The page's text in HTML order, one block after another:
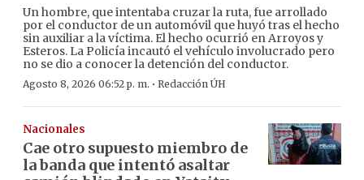
Un hombre, que intentaba cruzar la ruta, fue arrollado
por el conductor de un automóvil que huyó tras el hecho
sin auxiliar a la víctima. El hecho ocurrió en Arroyos y
Esteros. La Policía incautó el vehículo involucrado pero
no se dio a conocer la detención del conductor.
Agosto 8, 2026 06:52 p. m. · Redacción ÚH
Nacionales
Cae otro supuesto miembro de
la banda que intentó asaltar